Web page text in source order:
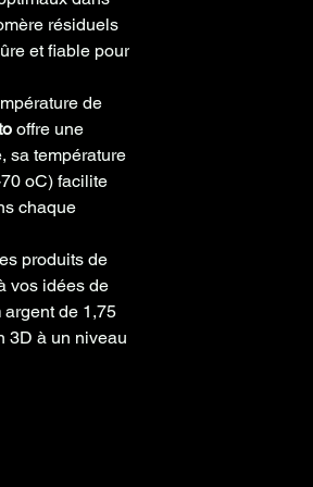
résiduels
et fiable pour
de
offre une
sa température
oC) facilite
chaque
produits de
vos idées de
argent de 1,75
3D à un niveau